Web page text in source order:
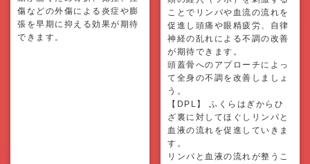
傷などの外傷による炎症や膨
張を早期に抑える効果が期待
できます。
ことでリンパや血流の流れを
促進し頭痛や眼精疲労、自律
神経の乱れによる不調の改善
が期待できます。
頭蓋骨へのアプローチによっ
て全身の不調を改善しましょ
う。
【DPL】 ふくらはぎからひ
ざ裏に対してほぐしリンパと
血液の流れを促進していきま
す。
リンパと血液の流れが整うこ